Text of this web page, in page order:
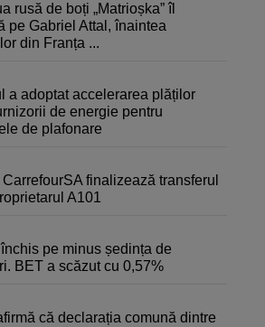
rusă de boți „Matrioșka” îl
pe Gabriel Attal, înaintea
din Franța ...
a adoptat accelerarea plăților
de energie pentru
de plafonare
finalizează transferul
A101
pe minus ședința de
BET a scăzut cu 0,57%
că declarația comună dintre